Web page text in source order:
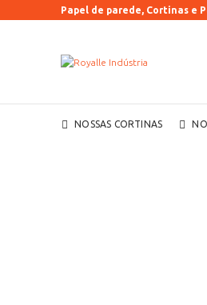
Papel de parede, Cortinas e
NOSSAS CORTINAS